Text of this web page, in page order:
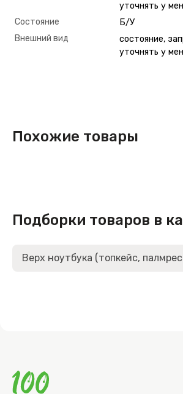
уточнять у
Состояние
Б/У
Внешний вид
состояние,
уточнять у
Похожие товары
Подборки товаров в
Верх ноутбука (топкейс,